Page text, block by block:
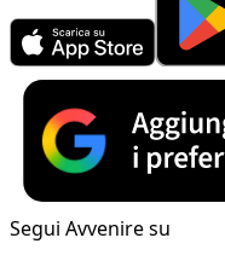
Segui Avvenire su